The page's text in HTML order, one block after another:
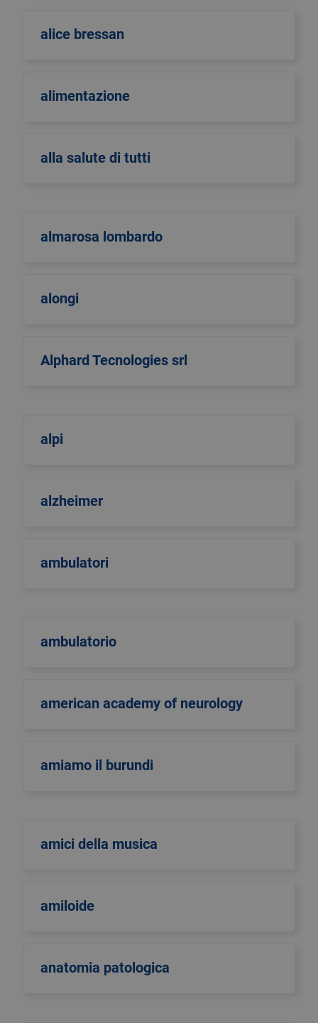
alice bressan
alimentazione
alla salute di tutti
almarosa lombardo
alongi
Alphard Tecnologies srl
alpi
alzheimer
ambulatori
ambulatorio
american academy of neurology
amiamo il burundi
amici della musica
amiloide
anatomia patologica